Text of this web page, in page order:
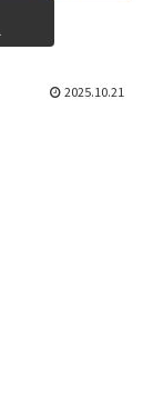
2025.10.21